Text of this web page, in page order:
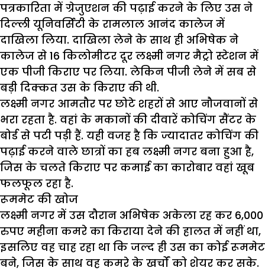
पत्रकारिता में ग्रेजुएशन की पढ़ाई करने के लिए उस ने
दिल्ली यूनिवर्सिटी के रामलाल आनंद कालेज में
दाखिला लिया. दाखिला लेने के साथ ही अभिषेक ने
कालेज से 16 किलोमीटर दूर लक्ष्मी नगर मैट्रो स्टेशन में
एक पीजी किराए पर लिया. लेकिन पीजी लेने में सब से
बड़ी दिक्कत उस के किराए की थी.
लक्ष्मी नगर आमतौर पर छोटे शहरों से आए नौजवानों से
भरा रहता है. वहां के मकानों की दीवारें कोचिंग सैंटर के
बोर्ड से पटी पड़ी हैं. यही वजह है कि ज्यादातर कोचिंग की
पढ़ाई करने वाले छात्रों का हब लक्ष्मी नगर बना हुआ है,
जिस के चलते किराए पर कमाई का कारोबार वहां खूब
फलफूल रहा है.
रूममेट की खोज
लक्ष्मी नगर में उस दौरान अभिषेक अकेला रह कर 6,000
रुपए महीना कमरे का किराया देने की हालत में नहीं था,
इसलिए वह चाह रहा था कि जल्द ही उस का कोई रूममेट
बने, जिस के साथ वह कमरे के खर्चों को शेयर कर सके.